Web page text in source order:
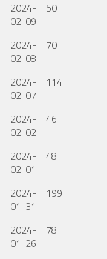
2024-
02-09
50
2024-
02-08
70
2024-
02-07
114
2024-
02-02
46
2024-
02-01
48
2024-
01-31
199
2024-
01-26
78